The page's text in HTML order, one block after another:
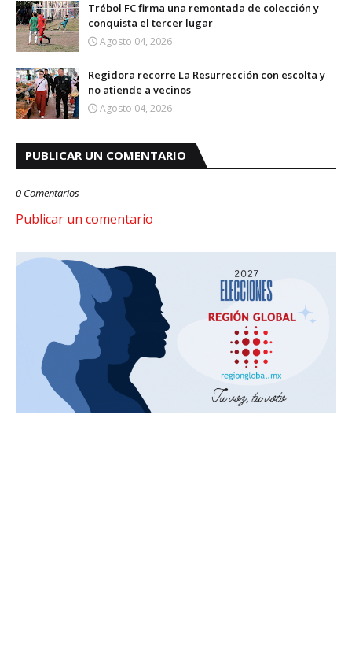
Trébol FC firma una remontada de colección y
conquista el tercer lugar
Agosto 04, 2026
Regidora recorre La Resurrección con escolta y
no atiende a vecinos
Agosto 04, 2026
PUBLICAR UN COMENTARIO
0 Comentarios
Publicar un comentario